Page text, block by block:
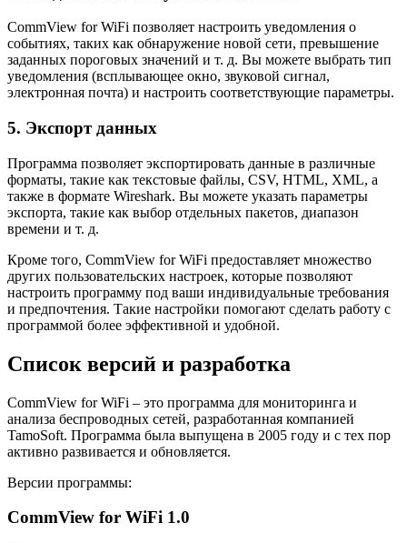
CommView for WiFi позволяет настроить уведомления о
событиях, таких как обнаружение новой сети, превышение
заданных пороговых значений и т. д. Вы можете выбрать тип
уведомления (всплывающее окно, звуковой сигнал,
электронная почта) и настроить соответствующие параметры.
5. Экспорт данных
Программа позволяет экспортировать данные в различные
форматы, такие как текстовые файлы, CSV, HTML, XML, а
также в формате Wireshark. Вы можете указать параметры
экспорта, такие как выбор отдельных пакетов, диапазон
времени и т. д.
Кроме того, CommView for WiFi предоставляет множество
других пользовательских настроек, которые позволяют
настроить программу под ваши индивидуальные требования
и предпочтения. Такие настройки помогают сделать работу с
программой более эффективной и удобной.
Список версий и разработка
CommView for WiFi – это программа для мониторинга и
анализа беспроводных сетей, разработанная компанией
TamoSoft. Программа была выпущена в 2005 году и с тех пор
активно развивается и обновляется.
Версии программы:
CommView for WiFi 1.0